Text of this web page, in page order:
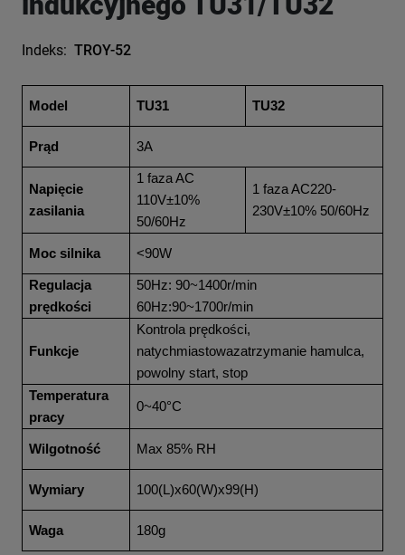
Indeks: TROY-52
Model TU31 TU32
Prąd 3A
Napięcie
zasilania
1 faza AC
110V±10%
50/60Hz
1 faza AC220-
230V±10% 50/60Hz
Moc silnika <90W
Regulacja
prędkości
50Hz: 90~1400r/min
60Hz:90~1700r/min
Funkcje
Kontrola prędkości,
natychmiastowazatrzymanie hamulca,
powolny start, stop
Temperatura
pracy
0~40°C
Wilgotność Max 85% RH
Wymiary 100(L)x60(W)x99(H)
Waga 180g